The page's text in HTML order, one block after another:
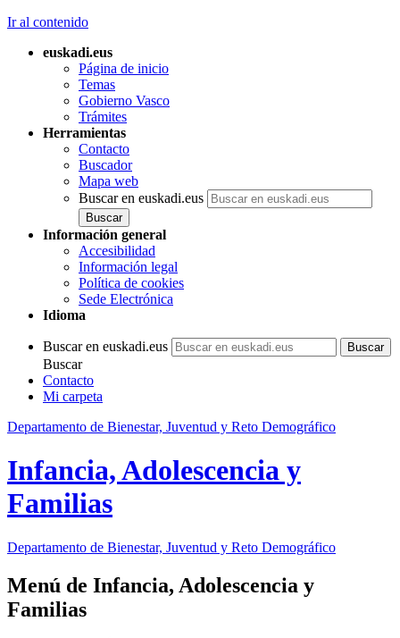
Ir al contenido
euskadi.eus
Página de inicio
Temas
Gobierno Vasco
Trámites
Herramientas
Contacto
Buscador
Mapa web
Buscar en euskadi.eus
Información general
Accesibilidad
Información legal
Política de cookies
Sede Electrónica
Idioma
Buscar en euskadi.eus
Buscar
Contacto
Mi carpeta
Departamento de Bienestar, Juventud y Reto Demográfico
Infancia, Adolescencia y
Familias
Departamento de Bienestar, Juventud y Reto Demográfico
Menú de Infancia, Adolescencia y
Familias